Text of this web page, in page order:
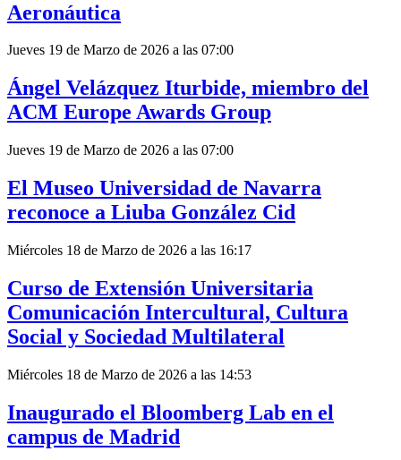
Aeronáutica
Jueves 19 de Marzo de 2026 a las 07:00
Ángel Velázquez Iturbide, miembro del
ACM Europe Awards Group
Jueves 19 de Marzo de 2026 a las 07:00
El Museo Universidad de Navarra
reconoce a Liuba González Cid
Miércoles 18 de Marzo de 2026 a las 16:17
Curso de Extensión Universitaria
Comunicación Intercultural, Cultura
Social y Sociedad Multilateral
Miércoles 18 de Marzo de 2026 a las 14:53
Inaugurado el Bloomberg Lab en el
campus de Madrid